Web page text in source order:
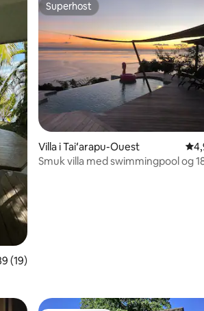
af 5 i gennemsnitlig bedømmelse, 19
(19)
Superhost
Superhost
Villa i Taiʻarapu-Ouest
Smuk villa med swimmingpool og